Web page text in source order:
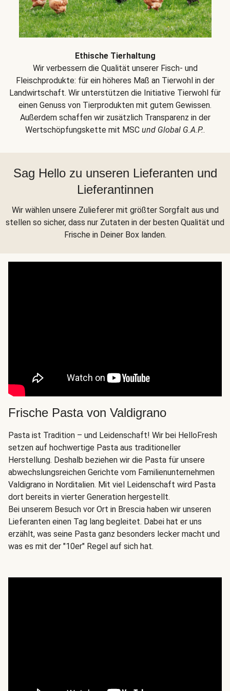
Ethische Tierhaltung
Wir verbessern die Qualität unserer Fisch- und
Fleischprodukte: für ein höheres Maß an Tierwohl in der
Landwirtschaft. Wir unterstützen die Initiative Tierwohl für
einen Genuss von Tierprodukten mit gutem Gewissen.
Außerdem schaffen wir zusätzlich Transparenz in der
Wertschöpfungskette mit MSC und Global G.A.P..
Sag Hello zu unseren Lieferanten und
Lieferantinnen
Wir wählen unsere Zulieferer mit größter Sorgfalt aus und
stellen so sicher, dass nur Zutaten in der besten Qualität und
Frische in Deiner Box landen.
Frische Pasta von Valdigrano
Pasta ist Tradition – und Leidenschaft! Wir bei HelloFresh
setzen auf hochwertige Pasta aus traditioneller
Herstellung. Deshalb beziehen wir die Pasta für unsere
abwechslungsreichen Gerichte vom Familienunternehmen
Valdigrano in Norditalien. Mit viel Leidenschaft wird Pasta
dort bereits in vierter Generation hergestellt.
Bei unserem Besuch vor Ort in Brescia haben wir unseren
Lieferanten einen Tag lang begleitet. Dabei hat er uns
erzählt, was seine Pasta ganz besonders lecker macht und
was es mit der "10er" Regel auf sich hat.